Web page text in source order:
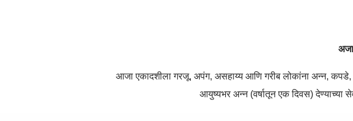
आजा एकादशीला गरजू, अपंग, असहाय्य आणि गरीब लोकांना अन्न,
आयुष्यभर अन्न (वर्षातून एक दिवस) देण्याच्या